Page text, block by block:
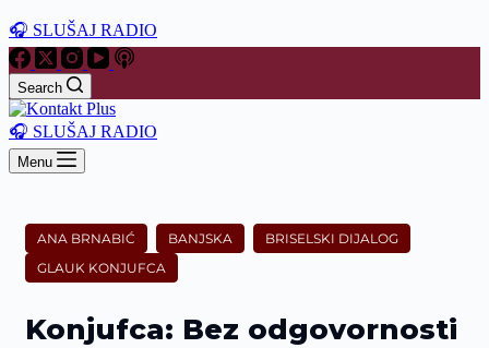
🎧 SLUŠAJ RADIO
Search
🎧 SLUŠAJ RADIO
Menu
ANA BRNABIĆ BANJSKA
BRISELSKI DIJALOG
GLAUK KONJUFCA
Konjufca: Bez odgovornosti